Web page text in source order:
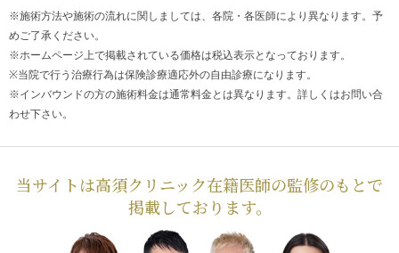
※施術方法や施術の流れに関しましては、各院・各医師により異なります。予
めご了承ください。
※ホームページ上で掲載されている価格は税込表示となっております。
※当院で行う治療行為は保険診療適応外の自由診療になります。
※インバウンドの方の施術料金は通常料金とは異なります。詳しくはお問い合
わせ下さい。
当サイトは高須クリニック在籍医師の監修のもとで
掲載しております。